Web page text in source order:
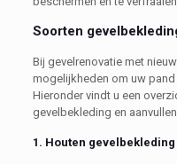
Soorten
Bij gevelrenovatie met
mogelijkheden om uw pand
Hieronder vindt u een
gevelbekleding en
1. Houten gevelbekleding